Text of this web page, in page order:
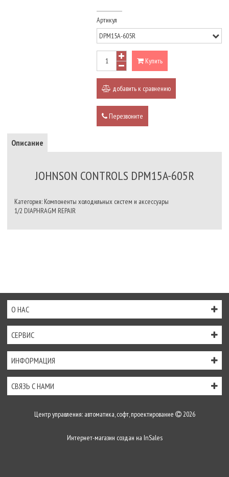
Артикул
Купить
добавить к сравнению
Перезвоните
Описание
JOHNSON CONTROLS DPM15A-605R
Категория: Компоненты холодильных систем и аксессуары
1/2 DIAPHRAGM REPAIR
О НАС
СЕРВИС
ИНФОРМАЦИЯ
СВЯЗЬ С НАМИ
Центр управления: автоматика, софт, проектирование 2026
Интернет-магазин создан на InSales